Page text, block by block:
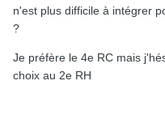
n'est plus difficile à intégrer
?
Je préfère le 4e RC mais
choix au 2e RH